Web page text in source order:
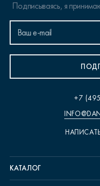
Подписываясь, я
+7
КАТАЛОГ